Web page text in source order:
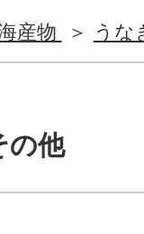
産物 うな
の他